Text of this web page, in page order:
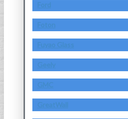
Ford
Foton
Fuyao Glass
Geely
GMC
GreatWall